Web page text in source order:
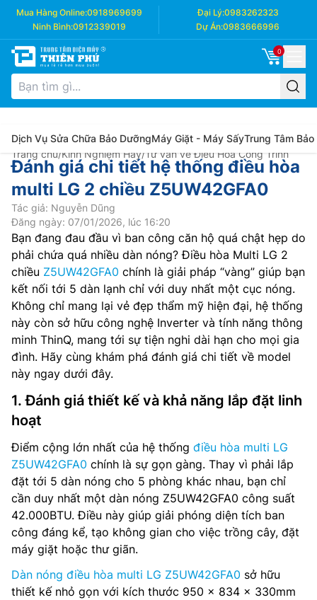
Mua Hàng Online:0918969699 Đại Lý:0983262323
Ninh Bình:0912339019 Dự Án:0983666996
0
Dịch Vụ Sửa Chữa Bảo DưỡngMáy Giặt - Máy SấyTrung Tâm Bảo
Trang chủ/Kinh Nghiệm Hay/Tư vấn về Điều Hòa Công Trình
Đánh giá chi tiết hệ thống điều hòa
multi LG 2 chiều Z5UW42GFA0
Tác giả: Nguyễn Dũng
Đăng ngày: 07/01/2026, lúc 16:20
Bạn đang đau đầu vì ban công căn hộ quá chật hẹp do
phải chứa quá nhiều dàn nóng? Điều hòa Multi LG 2
chiều Z5UW42GFA0 chính là giải pháp “vàng” giúp bạn
kết nối tới 5 dàn lạnh chỉ với duy nhất một cục nóng.
Không chỉ mang lại vẻ đẹp thẩm mỹ hiện đại, hệ thống
này còn sở hữu công nghệ Inverter và tính năng thông
minh ThinQ, mang tới sự tiện nghi dài hạn cho mọi gia
đình. Hãy cùng khám phá đánh giá chi tiết về model
này ngay dưới đây.
1. Đánh giá thiết kế và khả năng lắp đặt linh
hoạt
Điểm cộng lớn nhất của hệ thống điều hòa multi LG
Z5UW42GFA0 chính là sự gọn gàng. Thay vì phải lắp
đặt tới 5 dàn nóng cho 5 phòng khác nhau, bạn chỉ
cần duy nhất một dàn nóng Z5UW42GFA0 công suất
42.000BTU. Điều này giúp giải phóng diện tích ban
công đáng kể, tạo không gian cho việc trồng cây, đặt
máy giặt hoặc thư giãn.
Dàn nóng điều hòa multi LG Z5UW42GFA0 sở hữu
thiết kế nhỏ gọn với kích thước 950 × 834 × 330mm